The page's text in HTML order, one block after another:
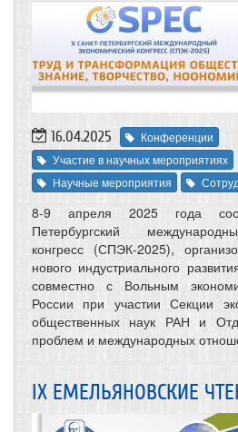
16.04.2025
Конференции
Участие в научных мероприятиях
Научные мероприятия
8-9 апреля 2025 года
Петербургский
конгресс (СПЭК-2025),
нового индустриального
совместно с Вольным
России при участии Секции
общественных наук РАН и
проблем и международных
IX ЕМЕЛЬЯНОВСКИЕ